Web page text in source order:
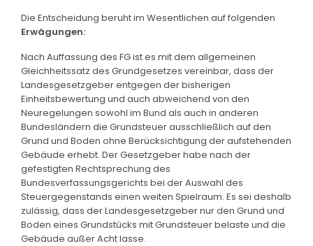
Die Entscheidung beruht im Wesentlichen auf folgenden
Erwägungen:
Nach Auffassung des FG ist es mit dem allgemeinen
Gleichheitssatz des Grundgesetzes vereinbar, dass der
Landesgesetzgeber entgegen der bisherigen
Einheitsbewertung und auch abweichend von den
Neuregelungen sowohl im Bund als auch in anderen
Bundesländern die Grundsteuer ausschließlich auf den
Grund und Boden ohne Berücksichtigung der aufstehenden
Gebäude erhebt. Der Gesetzgeber habe nach der
gefestigten Rechtsprechung des
Bundesverfassungsgerichts bei der Auswahl des
Steuergegenstands einen weiten Spielraum. Es sei deshalb
zulässig, dass der Landesgesetzgeber nur den Grund und
Boden eines Grundstücks mit Grundsteuer belaste und die
Gebäude außer Acht lasse.